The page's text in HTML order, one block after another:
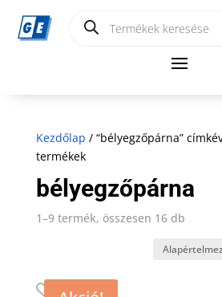
search
Kezdőlap / “bélyegzőpárna”
termékek
bélyegzőpárna
1–9 termék, összesen 16 db